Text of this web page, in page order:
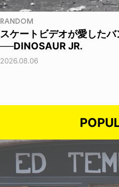
RANDOM
スケートビデオが愛したバ
──DINOSAUR JR.
2026.08.06